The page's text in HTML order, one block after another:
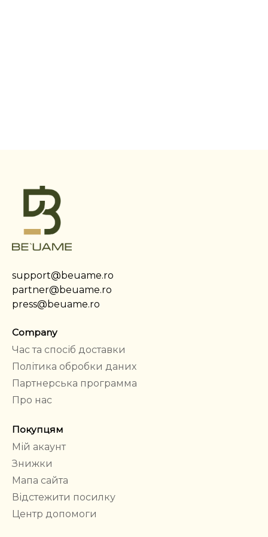
support@beuame.ro
partner@beuame.ro
press@beuame.ro
Company
Час та спосіб доставки
Політика обробки даних
Партнерська программа
Про нас
Покупцям
Мій акаунт
Знижки
Мапа сайта
Відстежити посилку
Центр допомоги